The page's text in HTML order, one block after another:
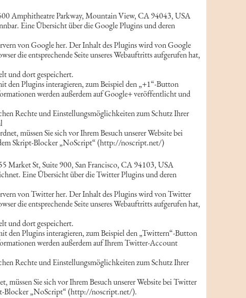
Amphitheatre Parkway, Mountain View, CA 94043, USA
Eine Übersicht über die Google Plugins und deren
von Google her. Der Inhalt des Plugins wird von Google
die entsprechende Seite unseres Webauftritts aufgerufen hat,
und dort gespeichert.
den Plugins interagieren, zum Beispiel den „+1“-Button
werden außerdem auf Google+ veröffentlicht und
Rechte und Einstellungsmöglichkeiten zum Schutz Ihrer
müssen Sie sich vor Ihrem Besuch unserer Website bei
Skript-Blocker „NoScript“ (http://noscript.net/)
Market St, Suite 900, San Francisco, CA 94103, USA
Eine Übersicht über die Twitter Plugins und deren
von Twitter her. Der Inhalt des Plugins wird von Twitter
die entsprechende Seite unseres Webauftritts aufgerufen hat,
und dort gespeichert.
den Plugins interagieren, zum Beispiel den „Twittern“-Button
werden außerdem auf Ihrem Twitter-Account
Rechte und Einstellungsmöglichkeiten zum Schutz Ihrer
Sie sich vor Ihrem Besuch unserer Website bei Twitter
Blocker „NoScript“ (http://noscript.net/).